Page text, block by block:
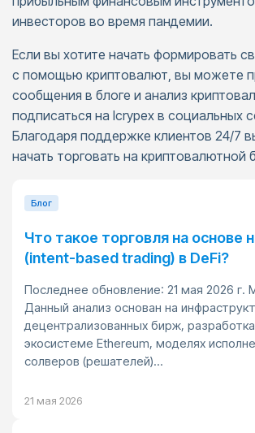
инвесторов во время пандемии.
Если вы хотите начать формировать
с помощью криптовалют, вы можете
сообщения в блоге и анализ
подписаться на Icrypex в социальных
Благодаря поддержке клиентов 24/7
начать торговать на криптовалютной
Блог
Что такое торговля на основе
(intent-based trading) в DeFi?
Последнее обновление: 21 мая 2026 г.
Данный анализ основан на
децентрализованных бирж,
экосистеме Ethereum, моделях
солверов (решателей)...
21 мая 2026